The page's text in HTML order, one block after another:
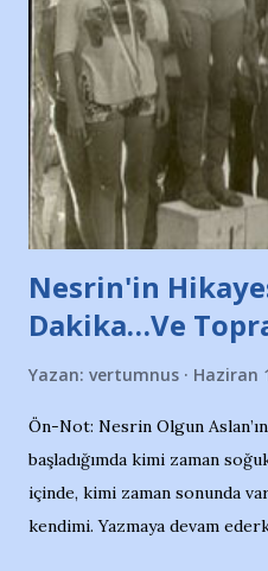
adına açıklama yapan şahsı
söylüyoruz. Bu son
ait tanıtıcı ilanların
Belediyesi ile mağazaların
de kınıyoruz'' diye de eklemiş
yazının hemen ardından bu
Nesrin'in
Dakika…Ve
Yazan: vertumnus Haziran
Ön-Not: Nesrin Olgun
başladığımda kimi zaman
içinde, kimi zaman sonunda
kendimi. Yazmaya devam